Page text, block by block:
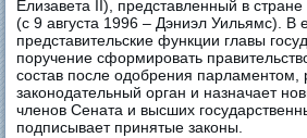
Елизавета II), представленный в
(с 9 августа 1996 – Дэниэл Уильямс). В
представительские функции главы
поручение сформировать
состав после одобрения парламентом,
законодательный орган и назначает
членов Сената и высших
подписывает принятые законы.